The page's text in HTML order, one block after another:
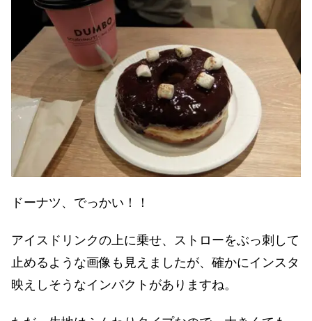
ドーナツ、でっかい！！
アイスドリンクの上に乗せ、ストローをぶっ刺して
止めるような画像も見えましたが、確かにインスタ
映えしそうなインパクトがありますね。